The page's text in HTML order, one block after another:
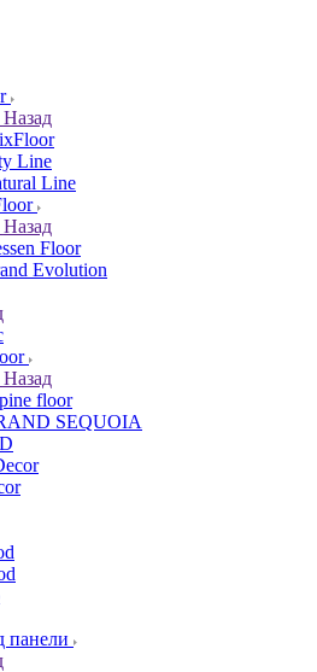
Назад
Line
Line
Назад
Floor
Evolution
Назад
floor
SEQUOIA
панели